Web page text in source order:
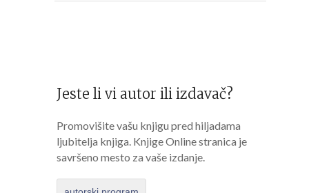
Jeste li vi autor ili izdavač?
Promovišite vašu knjigu pred hiljadama
ljubitelja knjiga. Knjige Online stranica je
savršeno mesto za vaše izdanje.